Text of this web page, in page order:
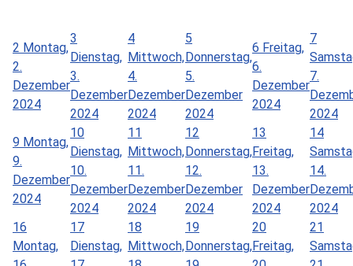
2 Montag,
2.
Dezember
2024
3
Dienstag,
3.
Dezember
2024
4
Mittwoch,
4.
Dezember
2024
5
Donnerstag,
5.
Dezember
2024
6 Freitag,
6.
Dezember
2024
7
7.
2024
9 Montag,
9.
Dezember
2024
10
Dienstag,
10.
Dezember
2024
11
Mittwoch,
11.
Dezember
2024
12
Donnerstag,
12.
Dezember
2024
13
Freitag,
13.
Dezember
2024
14
14.
2024
16
Montag,
17
Dienstag,
18
Mittwoch,
19
Donnerstag,
20
Freitag,
21